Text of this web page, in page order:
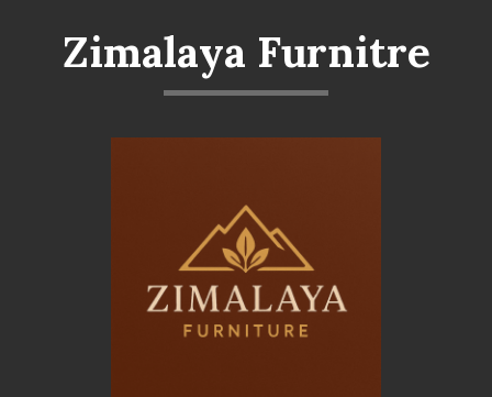
Zimalaya Furnitre